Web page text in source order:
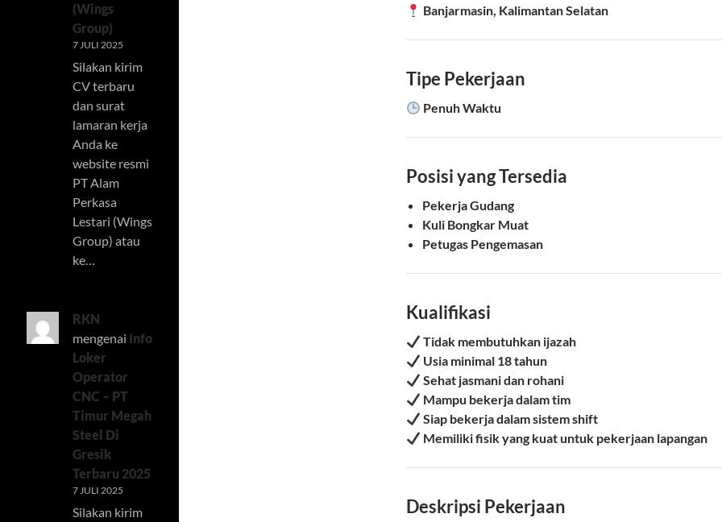
Banjarmasin, Kalimantan Selatan
Tipe Pekerjaan
Penuh Waktu
Posisi yang Tersedia
Pekerja Gudang
Kuli Bongkar Muat
Petugas Pengemasan
Kualifikasi
Tidak membutuhkan ijazah
Usia minimal 18 tahun
Sehat jasmani dan rohani
Mampu bekerja dalam tim
Siap bekerja dalam sistem shift
Memiliki fisik yang kuat untuk pekerjaan lapangan
Deskripsi Pekerjaan
(Wings
Group)
7 JULI 2025
Silakan kirim
CV terbaru
dan surat
lamaran kerja
Anda ke
website resmi
PT Alam
Perkasa
Lestari (Wings
Group) atau
ke…
RKN
mengenai Info
Loker
Operator
CNC – PT
Timur Megah
Steel Di
Gresik
Terbaru 2025
7 JULI 2025
Silakan kirim